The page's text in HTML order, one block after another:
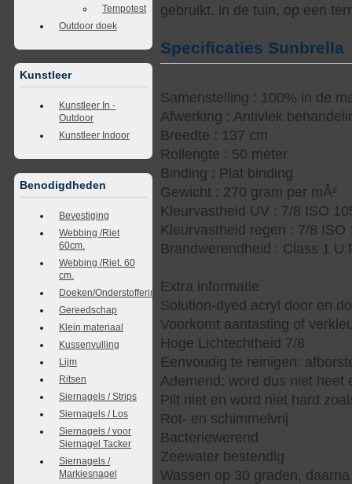
Tempotest
Outdoor doek
Kunstleer
Kunstleer In -
Outdoor
Kunstleer Indoor
Benodigdheden
Bevestiging
Webbing /Riet
60cm.
Webbing /Riet. 60
cm.
Doeken/Onderstoffering
Gereedschap
Klein materiaal
Kussenvulling
Lijm
Ritsen
Siernagels / Strips
Siernagels / Los
Siernagels / voor
Siernagel Tacker
Siernagels /
Markiesnagel
gebruikt, in de tuin, op een
Specificaties Sunbrella
Samenstelling : 100% in de
Afwerking : Antivlek
Breedte : 137 cm
Rollengte : 50 meter
Binding : Plat binding
Gewicht : 270 gram per mÂ²
Kleurvastheid UV : 7/8 ISO
Kleurvastheid regen : 7/8 ISO
Brandwerendheid : Class 1
Extra informatie
Solution-dyed acryl door en
Voorkomt aantasting of
Hoge Lichtechtheid 7/8
Eenvoudig te reinigen:
Ademend; word dus niet heet
Pilt niet en word niet hard
Rot- en schimmelvrij
Bacteriewerend
Zeewater bestendig
Wassen op 30 graden,